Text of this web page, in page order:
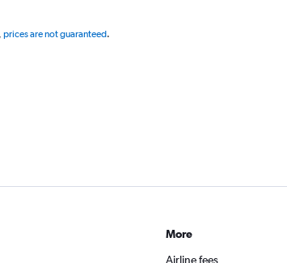
prices are not guaranteed.
More
Airline fees